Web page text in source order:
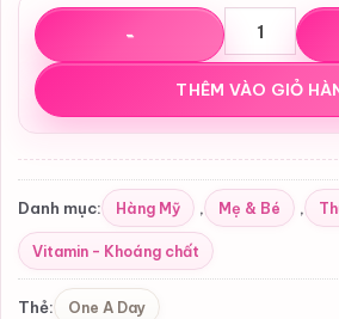
Viên Uống Tổng Hợp One A Day
THÊM VÀO GIỎ
Danh mục: Hàng Mỹ , Mẹ & Bé ,
Vitamin - Khoáng chất
Thẻ: One A Day